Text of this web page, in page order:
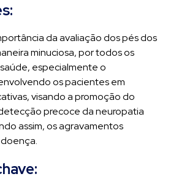
da avaliação dos pés dos
minuciosa, por todos os
especialmente o
os pacientes em
visando a promoção do
precoce da neuropatia
assim, os agravamentos